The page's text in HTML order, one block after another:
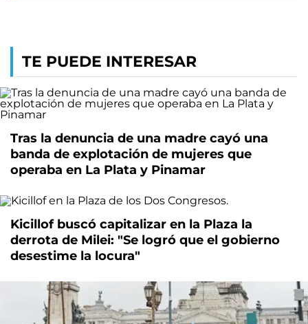
TE PUEDE INTERESAR
Tras la denuncia de una madre cayó una
banda de explotación de mujeres que
operaba en La Plata y Pinamar
Kicillof buscó capitalizar en la Plaza la
derrota de Milei: "Se logró que el gobierno
desestime la locura"